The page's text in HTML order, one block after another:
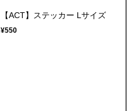
【ACT】ステッカー Lサイズ
¥550